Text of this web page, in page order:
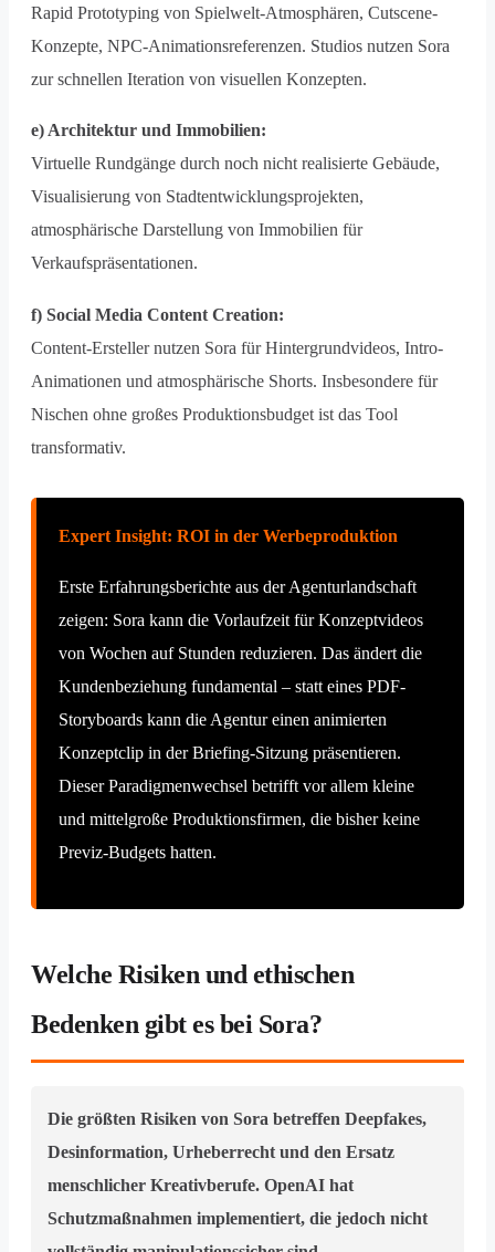
Rapid Prototyping von Spielwelt-Atmosphären, Cutscene-
Konzepte, NPC-Animationsreferenzen. Studios nutzen Sora
zur schnellen Iteration von visuellen Konzepten.
e) Architektur und Immobilien:
Virtuelle Rundgänge durch noch nicht realisierte Gebäude,
Visualisierung von Stadtentwicklungsprojekten,
atmosphärische Darstellung von Immobilien für
Verkaufspräsentationen.
f) Social Media Content Creation:
Content-Ersteller nutzen Sora für Hintergrundvideos, Intro-
Animationen und atmosphärische Shorts. Insbesondere für
Nischen ohne großes Produktionsbudget ist das Tool
transformativ.
Expert Insight: ROI in der Werbeproduktion
Erste Erfahrungsberichte aus der Agenturlandschaft
zeigen: Sora kann die Vorlaufzeit für Konzeptvideos
von Wochen auf Stunden reduzieren. Das ändert die
Kundenbeziehung fundamental – statt eines PDF-
Storyboards kann die Agentur einen animierten
Konzeptclip in der Briefing-Sitzung präsentieren.
Dieser Paradigmenwechsel betrifft vor allem kleine
und mittelgroße Produktionsfirmen, die bisher keine
Previz-Budgets hatten.
Welche Risiken und ethischen
Bedenken gibt es bei Sora?
Die größten Risiken von Sora betreffen Deepfakes,
Desinformation, Urheberrecht und den Ersatz
menschlicher Kreativberufe. OpenAI hat
Schutzmaßnahmen implementiert, die jedoch nicht